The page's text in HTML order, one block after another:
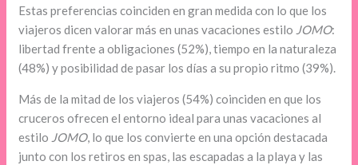
Estas preferencias coinciden en gran medida con lo que los
viajeros dicen valorar más en unas vacaciones estilo JOMO:
libertad frente a obligaciones (52%), tiempo en la naturaleza
(48%) y posibilidad de pasar los días a su propio ritmo (39%).
Más de la mitad de los viajeros (54%) coinciden en que los
cruceros ofrecen el entorno ideal para unas vacaciones al
estilo JOMO, lo que los convierte en una opción destacada
junto con los retiros en spas, las escapadas a la playa y las